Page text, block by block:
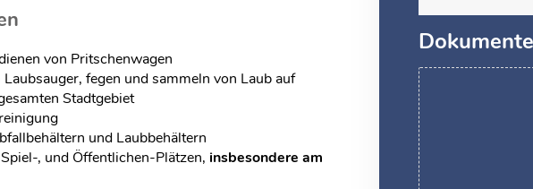
Dokumente
von Pritschenwagen
fegen und sammeln von Laub auf
Stadtgebiet
und Laubbehältern
, und Öffentlichen-Plätzen, insbesondere am